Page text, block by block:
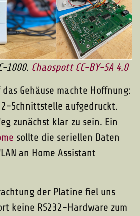
1000. Chaospott CC-BY-SA 4.0
Gehäuse machte Hoffnung:
Schnittstelle aufgedruckt.
zunächst klar zu sein. Ein
sollte die seriellen Daten
an Home Assistant
der Platine fiel uns
keine RS232-Hardware zum